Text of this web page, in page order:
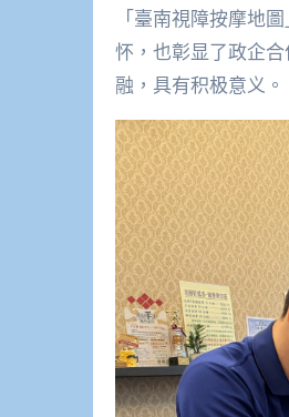
「臺南視障按摩地
怀，也彰显了政企
融，具有积极意义。